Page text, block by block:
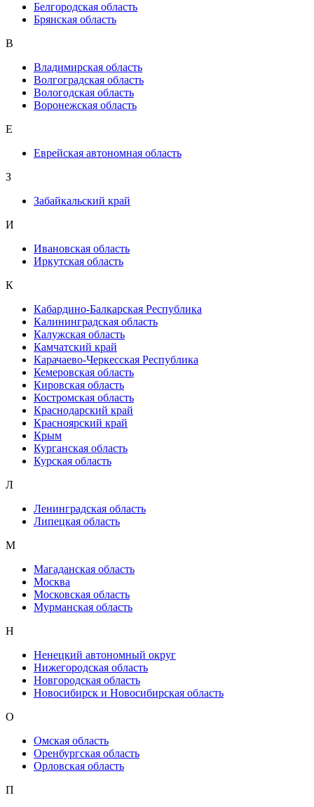
Белгородская область
Брянская область
В
Владимирская область
Волгоградская область
Вологодская область
Воронежская область
Е
Еврейская автономная область
З
Забайкальский край
И
Ивановская область
Иркутская область
К
Кабардино-Балкарская Республика
Калининградская область
Калужская область
Камчатский край
Карачаево-Черкесская Республика
Кемеровская область
Кировская область
Костромская область
Краснодарский край
Красноярский край
Крым
Курганская область
Курская область
Л
Ленинградская область
Липецкая область
М
Магаданская область
Москва
Московская область
Мурманская область
Н
Ненецкий автономный округ
Нижегородская область
Новгородская область
Новосибирск и Новосибирская область
О
Омская область
Оренбургская область
Орловская область
П